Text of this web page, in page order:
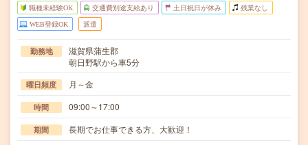
職種未経験OK 交通費別途支給あり 土日祝日が休み 残業なし
WEB登録OK 派遣
勤務地
滋賀県蒲生郡
朝日野駅から車5分
曜日頻度 月～金
時間 09:00～17:00
期間 長期でお仕事できる方、大歓迎！